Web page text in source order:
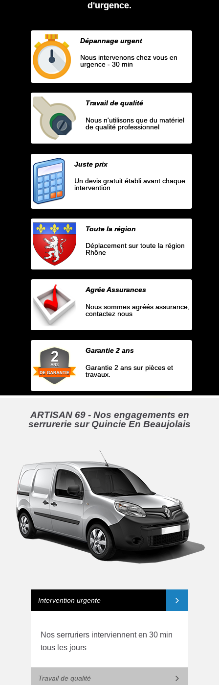
d'urgence.
Dépannage urgent
Nous intervenons chez vous en
urgence - 30 min
Travail de qualité
Nous n'utilisons que du matériel
de qualité professionnel
Juste prix
Un devis gratuit établi avant chaque
intervention
Toute la région
Déplacement sur toute la région
Rhône
Agrée Assurances
Nous sommes agréés assurance,
contactez nous
Garantie 2 ans
Garantie 2 ans sur pièces et
travaux.
ARTISAN 69 - Nos engagements en
serrurerie sur Quincie En Beaujolais
Intervention urgente
Nos serruriers interviennent en 30 min
tous les jours
Travail de qualité